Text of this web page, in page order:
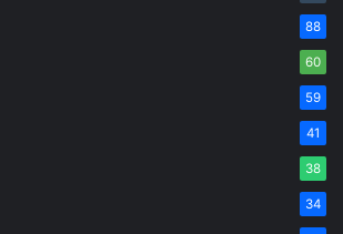
88
60
59
41
38
34